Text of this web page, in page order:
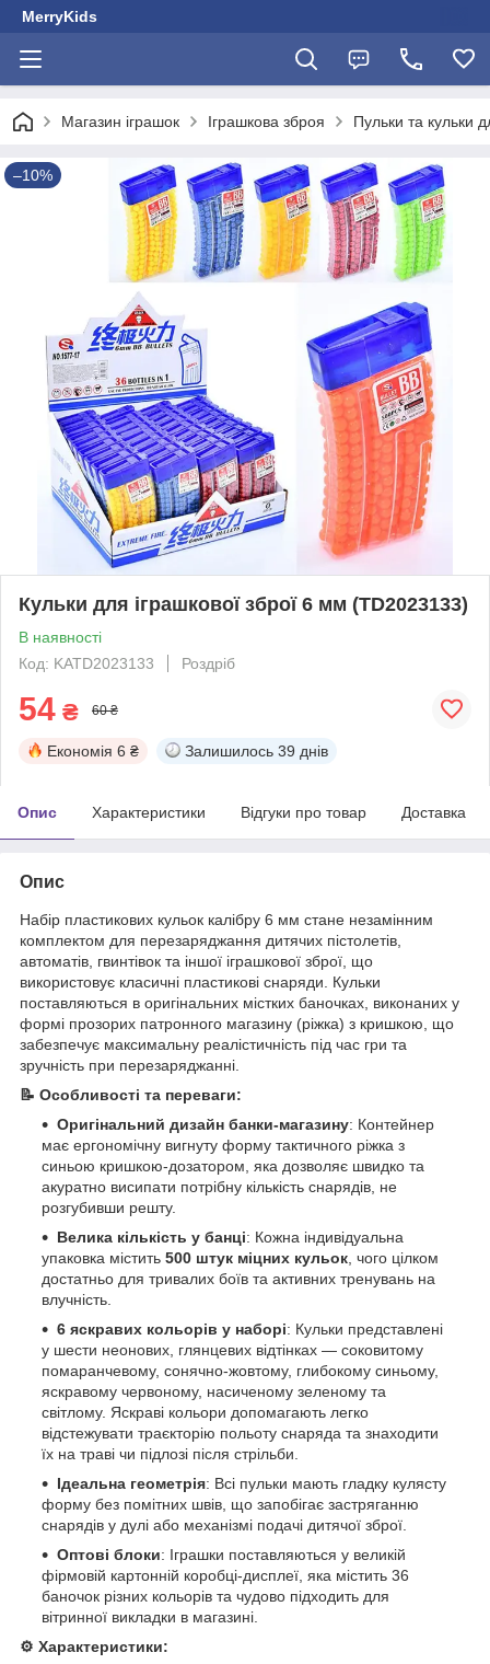
MerryKids
Магазин іграшок Іграшкова зброя Пульки та кульки
–10%
Кульки для іграшкової зброї 6 мм (TD2023133)
В наявності
Код: KATD2023133
Роздріб
54 ₴ 60 ₴
Економія 6 ₴ Залишилось 39 днів
Опис Характеристики Відгуки про товар Доставка
Опис
Набір пластикових кульок калібру 6 мм стане незамінним
комплектом для перезаряджання дитячих пістолетів,
автоматів, гвинтівок та іншої іграшкової зброї, що
використовує класичні пластикові снаряди. Кульки
поставляються в оригінальних містких баночках, виконаних у
формі прозорих патронного магазину (ріжка) з кришкою, що
забезпечує максимальну реалістичність під час гри та
зручність при перезаряджанні.
📝 Особливості та переваги:
Оригінальний дизайн банки-магазину: Контейнер
має ергономічну вигнуту форму тактичного ріжка з
синьою кришкою-дозатором, яка дозволяє швидко та
акуратно висипати потрібну кількість снарядів, не
розгубивши решту.
Велика кількість у банці: Кожна індивідуальна
упаковка містить 500 штук міцних кульок , чого цілком
достатньо для тривалих боїв та активних тренувань на
влучність.
6 яскравих кольорів у наборі: Кульки представлені
у шести неонових, глянцевих відтінках — соковитому
помаранчевому, сонячно-жовтому, глибокому синьому,
яскравому червоному, насиченому зеленому та
світлому. Яскраві кольори допомагають легко
відстежувати траєкторію польоту снаряда та знаходити
їх на траві чи підлозі після стрільби.
Ідеальна геометрія: Всі пульки мають гладку кулясту
форму без помітних швів, що запобігає застряганню
снарядів у дулі або механізмі подачі дитячої зброї.
Оптові блоки: Іграшки поставляються у великій
фірмовій картонній коробці-дисплеї, яка містить 36
баночок різних кольорів та чудово підходить для
вітринної викладки в магазині.
⚙️ Характеристики: